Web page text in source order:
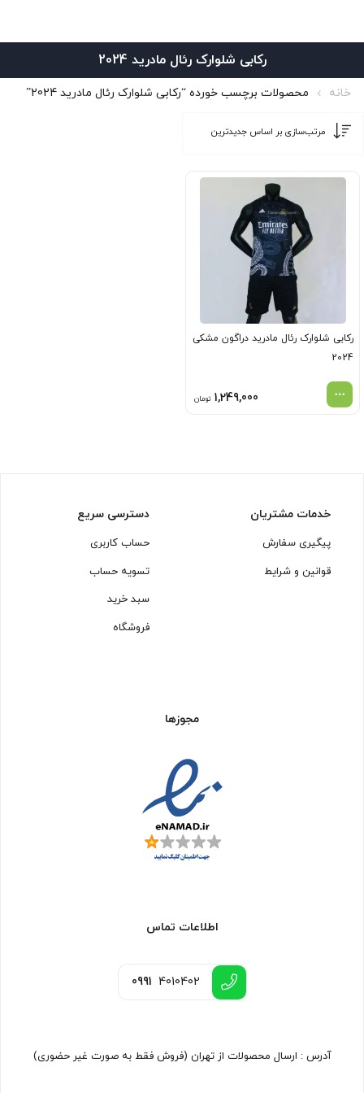
رکابی شلوارک رئال مادرید 2024
خانه محصولات برچسب خورده “رکابی شلوارک رئال مادرید 2024”
رکابی شلوارک رئال مادرید دراگون مشکی
2024
1,249,000 تومان
خدمات مشتریان
پیگیری سفارش
قوانین و شرایط
دسترسی سریع
حساب کاربری
تسویه حساب
سبد خرید
فروشگاه
مجوزها
اطلاعات تماس
0991 4010402
آدرس : ارسال محصولات از تهران (فروش فقط به صورت غیر حضوری)